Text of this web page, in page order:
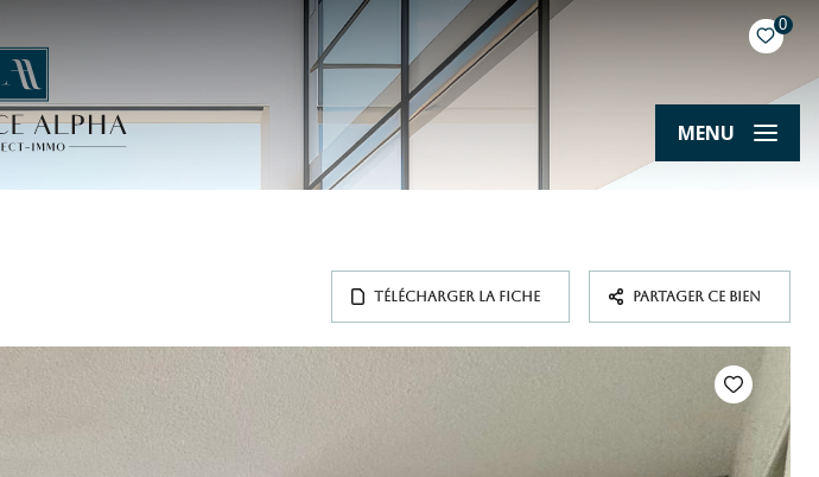
0
MENU
TÉLÉCHARGER LA FICHE PARTAGER CE BIEN